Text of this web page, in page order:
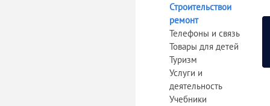
Строительствои
ремонт
Телефоны и связь
Товары для детей
Туризм
Услуги и
деятельность
Учебники